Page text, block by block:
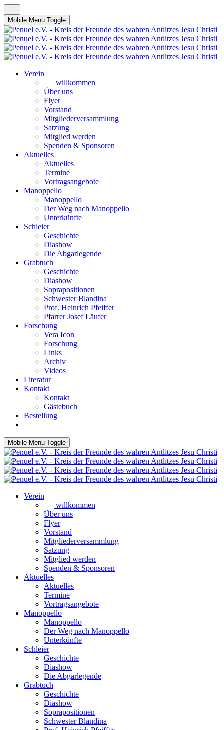
Mobile Menu Toggle
Verein
willkommen
Über uns
Flyer
Vorstand
Mitgliederversammlung
Satzung
Mitglied werden
Spenden & Sponsoren
Aktuelles
Aktuelles
Termine
Vortragsangebote
Manoppello
Manoppello
Der Weg nach Manoppello
Unterkünfte
Schleier
Geschichte
Diashow
Die Abgarlegende
Grabtuch
Geschichte
Diashow
Soprapositionen
Schwester Blandina
Prof. Heinrich Pfeiffer
Pfarrer Josef Läufer
Forschung
Vera Icon
Forschung
Links
Archiv
Videos
Literatur
Kontakt
Kontakt
Gästebuch
Bestellung
Mobile Menu Toggle
Verein
willkommen
Über uns
Flyer
Vorstand
Mitgliederversammlung
Satzung
Mitglied werden
Spenden & Sponsoren
Aktuelles
Aktuelles
Termine
Vortragsangebote
Manoppello
Manoppello
Der Weg nach Manoppello
Unterkünfte
Schleier
Geschichte
Diashow
Die Abgarlegende
Grabtuch
Geschichte
Diashow
Soprapositionen
Schwester Blandina